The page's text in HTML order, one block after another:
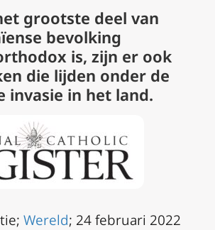
grootste deel van
bevolking
is, zijn er ook
die lijden onder de
invasie in het land.
Wereld; 24 februari 2022